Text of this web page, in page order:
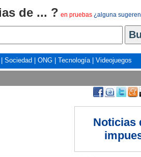
de ... ? en pruebas ¿alguna
Sociedad ONG Tecnología| Videojuegos
Noticias